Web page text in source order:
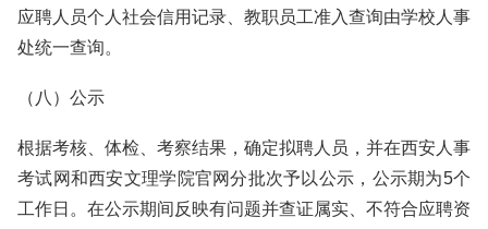
应聘人员个人社会信用记录、教职员工准入查询由学校人事
处统一查询。
（八）公示
根据考核、体检、考察结果，确定拟聘人员，并在西安人事
考试网和西安文理学院官网分批次予以公示，公示期为5个
工作日。在公示期间反映有问题并查证属实、不符合应聘资